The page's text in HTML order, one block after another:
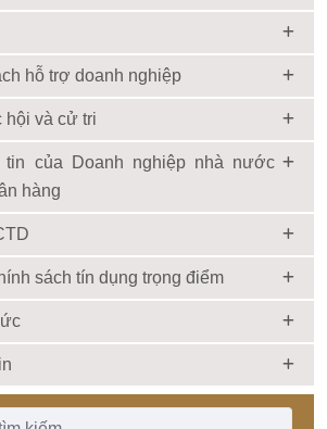
hỗ trợ doanh nghiệp
hội và cử tri
tin của Doanh nghiệp nhà nước
hàng
sách tín dụng trọng điểm